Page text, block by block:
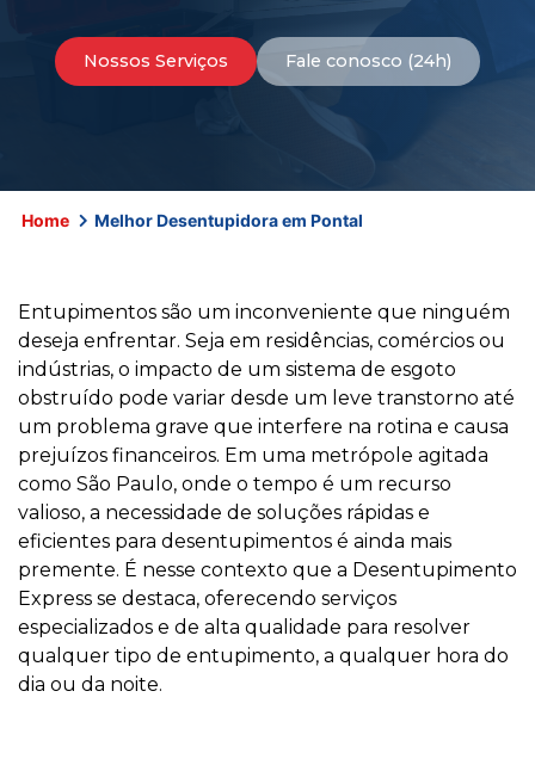
Nossos Serviços Fale conosco (24h)
Home Melhor Desentupidora em Pontal
Entupimentos são um inconveniente que ninguém
deseja enfrentar. Seja em residências, comércios ou
indústrias, o impacto de um sistema de esgoto
obstruído pode variar desde um leve transtorno até
um problema grave que interfere na rotina e causa
prejuízos financeiros. Em uma metrópole agitada
como São Paulo, onde o tempo é um recurso
valioso, a necessidade de soluções rápidas e
eficientes para desentupimentos é ainda mais
premente. É nesse contexto que a Desentupimento
Express se destaca, oferecendo serviços
especializados e de alta qualidade para resolver
qualquer tipo de entupimento, a qualquer hora do
dia ou da noite.